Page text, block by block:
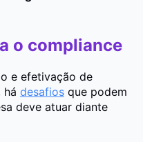
o compliance
e efetivação de
há desafios que podem
deve atuar diante